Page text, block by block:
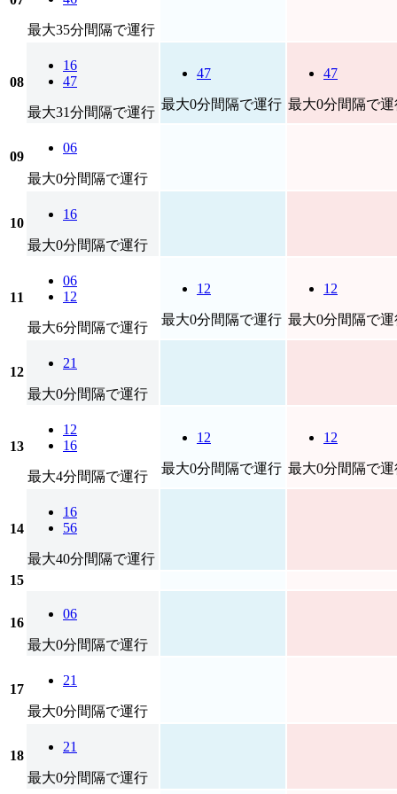
最大35分間隔で運行
08
16
47
最大31分間隔で運行
47
最大0分間隔で運行
47
最大0分間隔で運
09
06
最大0分間隔で運行
10
16
最大0分間隔で運行
11
06
12
最大6分間隔で運行
12
最大0分間隔で運行
12
最大0分間隔で運
12
21
最大0分間隔で運行
13
12
16
最大4分間隔で運行
12
最大0分間隔で運行
12
最大0分間隔で運
14
16
56
最大40分間隔で運行
15
16
06
最大0分間隔で運行
17
21
最大0分間隔で運行
18
21
最大0分間隔で運行